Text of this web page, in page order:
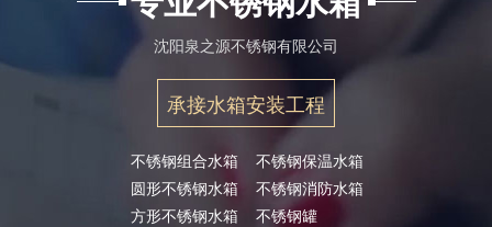
沈阳泉之源不锈钢有限公司
承接水箱安装工程
不锈钢组合水箱
圆形不锈钢水箱
方形不锈钢水箱
不锈钢保温水箱
不锈钢消防水箱
不锈钢罐